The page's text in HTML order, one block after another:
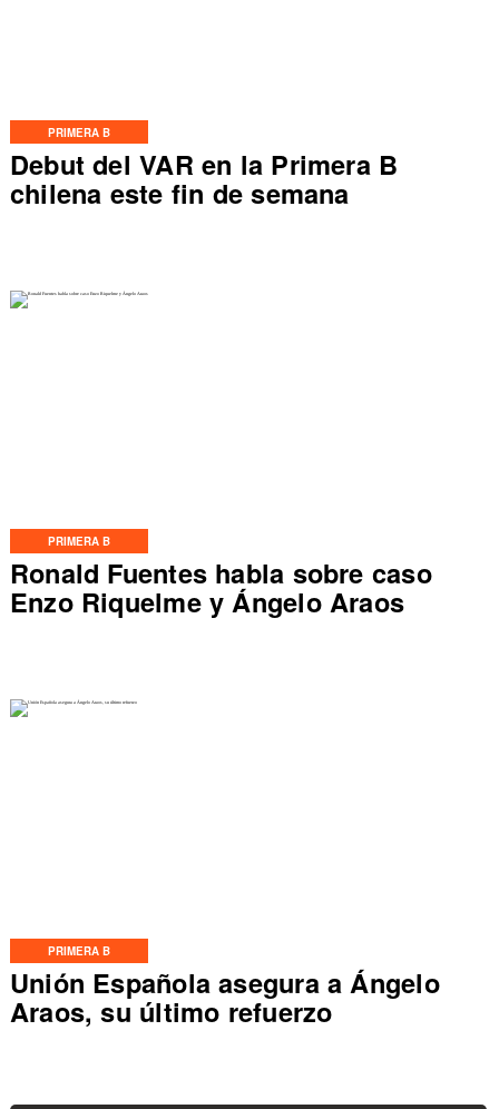
PRIMERA B
Debut del VAR en la Primera B
chilena este fin de semana
PRIMERA B
Ronald Fuentes habla sobre caso
Enzo Riquelme y Ángelo Araos
PRIMERA B
Unión Española asegura a Ángelo
Araos, su último refuerzo